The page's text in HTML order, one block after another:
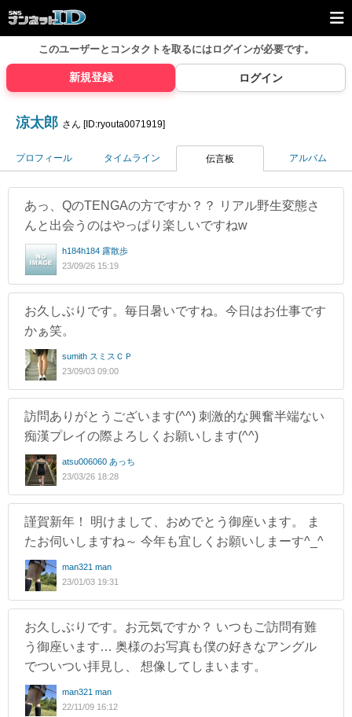
このユーザーとコンタクトを取るにはログインが必要です。
新規登録 ログイン
涼太郎 さん [ID:ryouta0071919]
プロフィール タイムライン 伝言板 アルバム
あっ、QのTENGAの方ですか？？ リアル野生変態さ
んと出会うのはやっぱり楽しいですねw
h184h184 露散歩
23/09/26 15:19
お久しぶりです。毎日暑いですね。今日はお仕事です
かぁ笑。
sumith スミスＣＰ
23/09/03 09:00
訪問ありがとうございます(^^) 刺激的な興奮半端ない
痴漢プレイの際よろしくお願いします(^^)
atsu006060 あっち
23/03/26 18:28
謹賀新年！ 明けまして、おめでとう御座います。 ま
たお伺いしますね～ 今年も宜しくお願いしまーす^_^
man321 man
23/01/03 19:31
お久しぶりです。お元気ですか？ いつもご訪問有難
う御座います… 奥様のお写真も僕の好きなアングル
でついつい拝見し、 想像してしまいます。
man321 man
22/11/09 16:12